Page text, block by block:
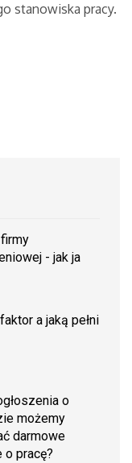
stanowiska pracy.
- jak ja
a jaką pełni
o
możemy
darmowe
o pracę?